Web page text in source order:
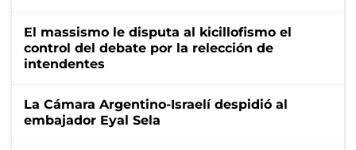
El massismo le disputa al kicillofismo el
control del debate por la relección de
intendentes
La Cámara Argentino-Israelí despidió al
embajador Eyal Sela